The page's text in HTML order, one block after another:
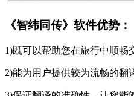
《智纬同传》软件优势：
1)既可以帮助您在旅行中顺畅
2)能为用户提供较为流畅的翻